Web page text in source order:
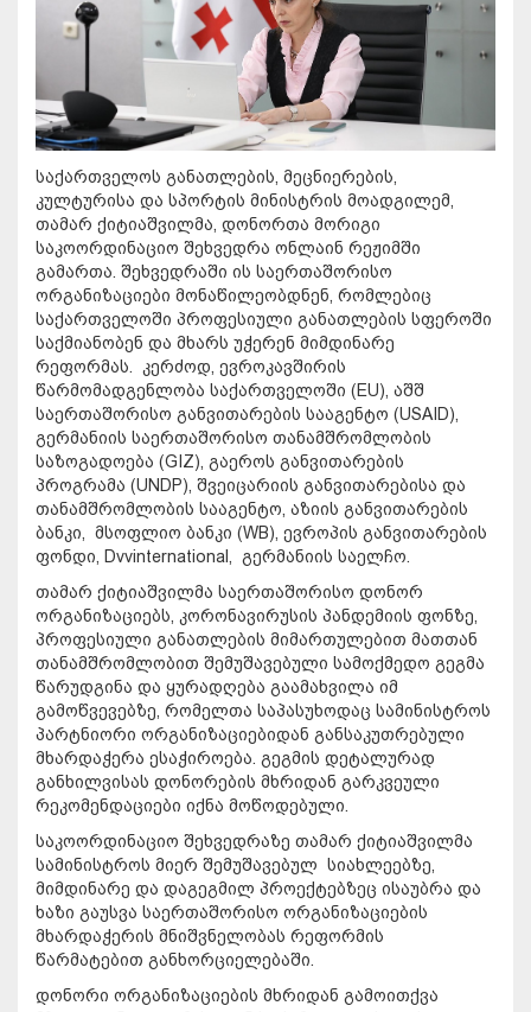
საქართველოს განათლების, მეცნიერების,
კულტურისა და სპორტის მინისტრის მოადგილემ,
თამარ ქიტიაშვილმა, დონორთა მორიგი
საკოორდინაციო შეხვედრა ონლაინ რეჟიმში
გამართა. შეხვედრაში ის საერთაშორისო
ორგანიზაციები მონაწილეობდნენ, რომლებიც
საქართველოში პროფესიული განათლების სფეროში
საქმიანობენ და მხარს უჭერენ მიმდინარე
რეფორმას. კერძოდ, ევროკავშირის
წარმომადგენლობა საქართველოში (EU), აშშ
საერთაშორისო განვითარების სააგენტო (USAID),
გერმანიის საერთაშორისო თანამშრომლობის
საზოგადოება (GIZ), გაეროს განვითარების
პროგრამა (UNDP), შვეიცარიის განვითარებისა და
თანამშრომლობის სააგენტო, აზიის განვითარების
ბანკი, მსოფლიო ბანკი (WB), ევროპის განვითარების
ფონდი, Dvvinternational, გერმანიის საელჩო.
თამარ ქიტიაშვილმა საერთაშორისო დონორ
ორგანიზაციებს, კორონავირუსის პანდემიის ფონზე,
პროფესიული განათლების მიმართულებით მათთან
თანამშრომლობით შემუშავებული სამოქმედო გეგმა
წარუდგინა და ყურადღება გაამახვილა იმ
გამოწვევებზე, რომელთა საპასუხოდაც სამინისტროს
პარტნიორი ორგანიზაციებიდან განსაკუთრებული
მხარდაჭერა ესაჭიროება. გეგმის დეტალურად
განხილვისას დონორების მხრიდან გარკვეული
რეკომენდაციები იქნა მოწოდებული.
საკოორდინაციო შეხვედრაზე თამარ ქიტიაშვილმა
სამინისტროს მიერ შემუშავებულ სიახლეებზე,
მიმდინარე და დაგეგმილ პროექტებზეც ისაუბრა და
ხაზი გაუსვა საერთაშორისო ორგანიზაციების
მხარდაჭერის მნიშვნელობას რეფორმის
წარმატებით განხორციელებაში.
დონორი ორგანიზაციების მხრიდან გამოითქვა